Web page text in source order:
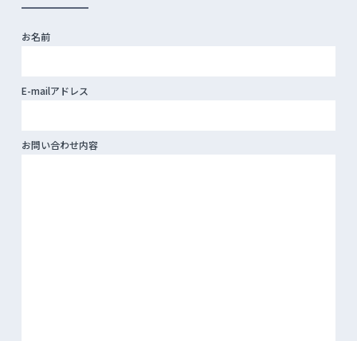
お名前
E-mailアドレス
お問い合わせ内容